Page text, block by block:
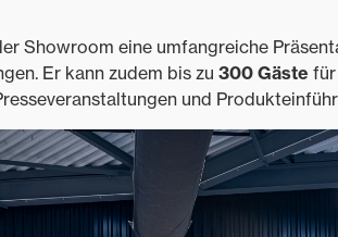
Showroom eine umfangreiche
Er kann zudem bis zu 300 Gäste für
und